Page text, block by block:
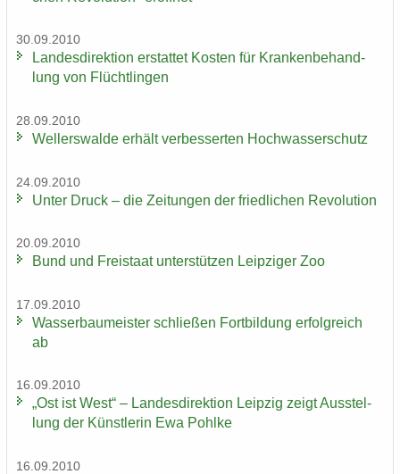
30.09.2010
Lan­des­di­rek­ti­on er­stat­tet Kos­ten für Kran­ken­be­hand­
lung von Flücht­lin­gen
28.09.2010
Wel­ler­s­wal­de er­hält ver­bes­ser­ten Hoch­was­ser­schutz
24.09.2010
Unter Druck – die Zei­tun­gen der fried­li­chen Re­vo­lu­ti­on
20.09.2010
Bund und Frei­staat un­ter­stüt­zen Leip­zi­ger Zoo
17.09.2010
Was­ser­bau­meis­ter schlie­ßen Fort­bil­dung er­folg­reich
ab
16.09.2010
„Ost ist West“ – Lan­des­di­rek­ti­on Leip­zig zeigt Aus­stel­
lung der Künst­le­rin Ewa Pohl­ke
16.09.2010